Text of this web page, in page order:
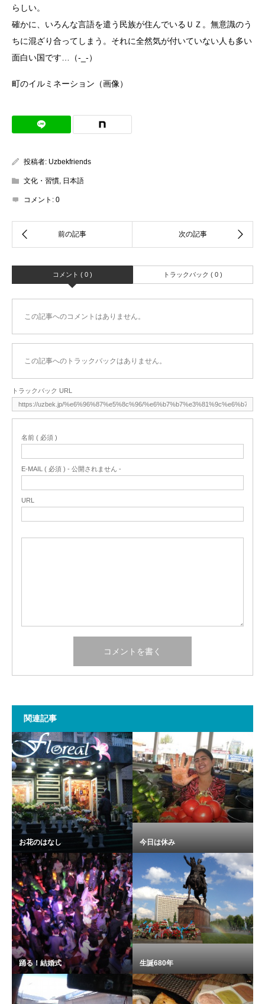
らしい。
確かに、いろんな言語を遣う民族が住んでいるＵＺ。無意識のう
ちに混ざり合ってしまう。それに全然気が付いていない人も多い
面白い国です…（-_-）
町のイルミネーション（画像）
投稿者: Uzbekfriends
文化・習慣 日本語
コメント: 0
コメント ( 0 ) トラックバック ( 0 )
この記事へのコメントはありません。
この記事へのトラックバックはありません。
トラックバック URL
名前 ( 必須 )
E-MAIL ( 必須 ) - 公開されません -
URL
関連記事
お花のはなし 今日は休み
踊る！結婚式 生誕680年